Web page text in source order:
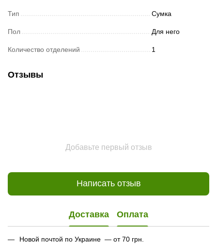
Тип Сумка
Пол Для него
Количество отделений 1
Отзывы
Добавьте первый отзыв
Написать отзыв
Доставка Оплата
Новой почтой по Украине — от 70 грн.